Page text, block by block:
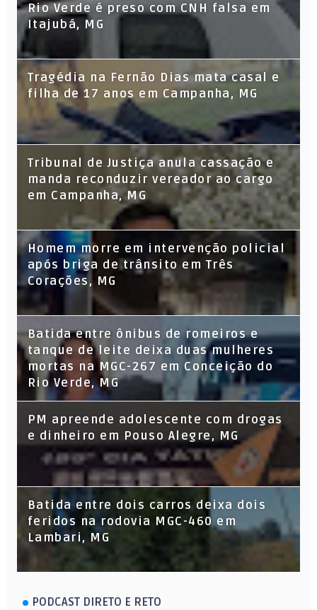
Rio Verde é preso com CNH falsa em
Itajubá, MG
Tragédia na Fernão Dias mata casal e
filha de 17 anos em Campanha, MG
Tribunal de Justiça anula cassação e
manda reconduzir vereador ao cargo
em Campanha, MG
Homem morre em intervenção policial
após briga de trânsito em Três
Corações, MG
Batida entre ônibus de romeiros e
tanque de leite deixa duas mulheres
mortas na MGC-267 em Conceição do
Rio Verde, MG
PM apreende adolescente com drogas
e dinheiro em Pouso Alegre, MG
Batida entre dois carros deixa dois
feridos na rodovia MGC-460 em
Lambari, MG
PODCAST DIRETO E RETO